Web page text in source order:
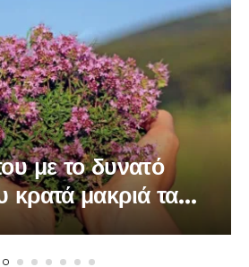
με το δυνατό
μακριά τα